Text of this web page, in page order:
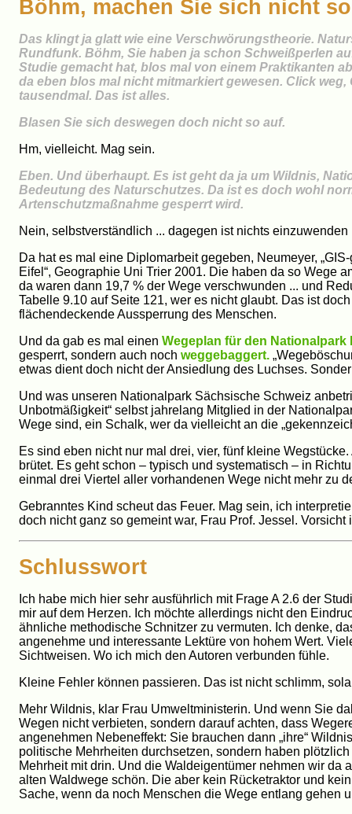
Böhm, machen Sie sich nicht
Das klingt ja glatt wie eine Verschwörungstheorie.
Rundfunk. Böhm, Sie haben ja schon Schweißperlen
Studie gemacht hat, blos mal von einem Praktikanten
da eben blos mal nicht mitmarkiert gewesen. Click
tausendmal. Das ist alles.
Blasen Sie sich deswegen doch nicht so auf.
Hm, vielleicht. Mag sein.
Eben. Und überhaupt. Es ist geht da ja um Wildnis,
Bedeutung des Naturschutzes. Da ist es doch wohl
Artenschutzmaßnahme gesperrt wird.
Nein, selbstverständlich ... dagegen ist nichts
Da hat es mal eine Diplomarbeit gegeben, Neumeyer,
Eifel“, Geographie Uni Trier 2001. Die haben da so Wege
da waren dann 19,7 % der Wege verschwunden ... und
Tabelle 9.10 auf Seite 121, wer es nicht glaubt. Das ist
flächendeckende Aussperrung des Menschen.
Und da gab es mal einen Wegeplan für den Nationalpark
gesperrt, sondern auch noch weggebaggert.
etwas dient doch nicht der Ansiedlung des Luchses.
Und was unseren Nationalpark Sächsische Schweiz
Unbotmäßigkeit“ selbst jahrelang Mitglied in der
Wege sind, ein Schalk, wer da vielleicht an die
Es sind eben nicht nur mal drei, vier, fünf kleine
brütet. Es geht schon – typisch und systematisch – in
einmal drei Viertel aller vorhandenen Wege nicht mehr zu
Gebranntes Kind scheut das Feuer. Mag sein, ich
doch nicht ganz so gemeint war, Frau Prof. Jessel.
Schlusswort
Ich habe mich hier sehr ausführlich mit Frage A 2.6 der
mir auf dem Herzen. Ich möchte allerdings nicht den
ähnliche methodische Schnitzer zu vermuten. Ich denke,
angenehme und interessante Lektüre von hohem Wert.
Sichtweisen. Wo ich mich den Autoren verbunden fühle.
Kleine Fehler können passieren. Das ist nicht schlimm,
Mehr Wildnis, klar Frau Umweltministerin. Und wenn Sie
Wegen nicht verbieten, sondern darauf achten, dass
angenehmen Nebeneffekt: Sie brauchen dann „ihre“
politische Mehrheiten durchsetzen, sondern haben
Mehrheit mit drin. Und die Waldeigentümer nehmen wir
alten Waldwege schön. Die aber kein Rücketraktor und
Sache, wenn da noch Menschen die Wege entlang gehen